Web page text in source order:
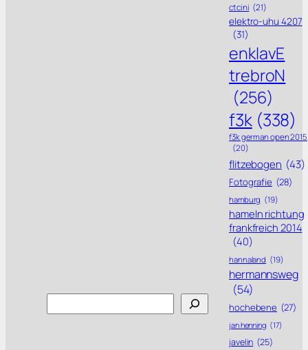
ctcini (21)
elektro-uhu 4207
(31)
enklavE
trebroN
(256)
f3k (338)
f3k german open 2015
(20)
flitzebogen (43)
Fotografie (28)
hamburg (19)
hameln richtung
frankfreich 2014
(40)
hannaland (19)
hermannsweg
(54)
hochebene (27)
jan henning (17)
javelin (25)